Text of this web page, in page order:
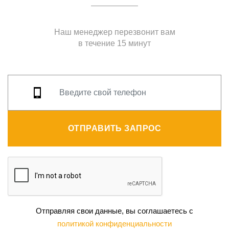
Наш менеджер перезвонит вам
в течение 15 минут
ОТПРАВИТЬ ЗАПРОС
Отправляя свои данные, вы соглашаетесь с
политикой конфиденциальности